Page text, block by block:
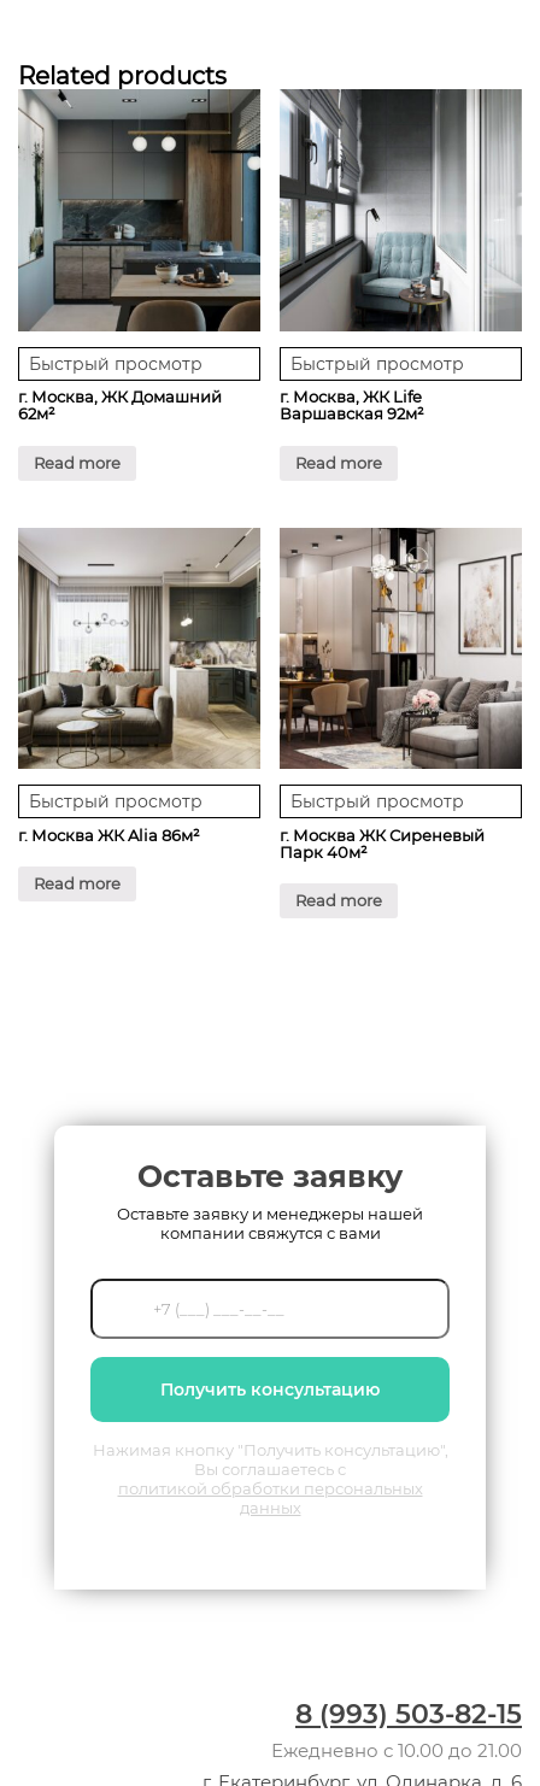
Related products
Быстрый просмотр
г. Москва, ЖК Домашний
62м²
Read more
Быстрый просмотр
г. Москва, ЖК Life
Варшавская 92м²
Read more
Быстрый просмотр
г. Москва ЖК Alia 86м²
Read more
Быстрый просмотр
г. Москва ЖК Сиреневый
Парк 40м²
Read more
Оставьте заявку
Оставьте заявку и менеджеры нашей
компании свяжутся с вами
Получить консультацию
Нажимая кнопку "Получить консультацию",
Вы соглашаетесь с
политикой обработки персональных
данных
8 (993) 503-82-15
Ежедневно с 10.00 до 21.00